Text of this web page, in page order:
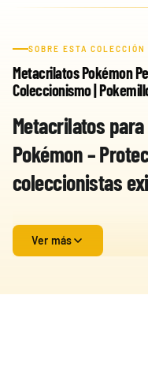
SOBRE ESTA COLECCIÓN
Metacrilatos Pokémon
Coleccionismo |
Metacrilatos
Pokémon –
coleccionistas
La categoría demetacrilatos
selladas y productos
Ver más